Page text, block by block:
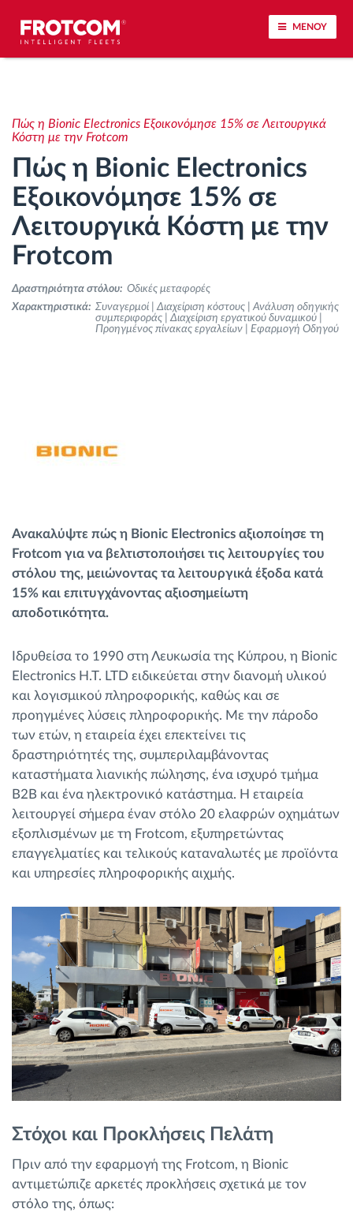
ΜΕΝΟΥ
Ανάλυση οδηγικής συμπεριφοράς
Παρακολούθηση του χρόνου οδήγησης
Διαχείριση εργατικού δυναμικού
Λήψη ταχογράφου από απόσταση
Έλεγχος πρόσβασης
Αυτόματη αναγνώριση οδηγού
Πώς να λύσουμε τις ανάγκες των
δραστηριοτήτων του στόλου
Υπολογιστής εξοικονόμησης
Πώς η Bionic Electronics Εξοικονόμησε 15% σε Λειτουργικά
Κόστη με την Frotcom
Πώς η Bionic Electronics
Εξοικονόμησε 15% σε
Λειτουργικά Κόστη με την
Frotcom
Δραστηριότητα στόλου: Οδικές μεταφορές
Χαρακτηριστικά: Συναγερμοί | Διαχείριση κόστους | Ανάλυση οδηγικής
συμπεριφοράς | Διαχείριση εργατικού δυναμικού |
Προηγμένος πίνακας εργαλείων | Εφαρμογή Οδηγού
Ανακαλύψτε πώς η Bionic Electronics αξιοποίησε τη
Frotcom για να βελτιστοποιήσει τις λειτουργίες του
στόλου της, μειώνοντας τα λειτουργικά έξοδα κατά
15% και επιτυγχάνοντας αξιοσημείωτη
αποδοτικότητα.
Ιδρυθείσα το 1990 στη Λευκωσία της Κύπρου, η Bionic
Electronics H.T. LTD ειδικεύεται στην διανομή υλικού
και λογισμικού πληροφορικής, καθώς και σε
προηγμένες λύσεις πληροφορικής. Με την πάροδο
των ετών, η εταιρεία έχει επεκτείνει τις
δραστηριότητές της, συμπεριλαμβάνοντας
καταστήματα λιανικής πώλησης, ένα ισχυρό τμήμα
B2B και ένα ηλεκτρονικό κατάστημα. Η εταιρεία
λειτουργεί σήμερα έναν στόλο 20 ελαφρών οχημάτων
εξοπλισμένων με τη Frotcom, εξυπηρετώντας
επαγγελματίες και τελικούς καταναλωτές με προϊόντα
και υπηρεσίες πληροφορικής αιχμής.
Στόχοι και Προκλήσεις Πελάτη
Πριν από την εφαρμογή της Frotcom, η Bionic
αντιμετώπιζε αρκετές προκλήσεις σχετικά με τον
στόλο της, όπως: